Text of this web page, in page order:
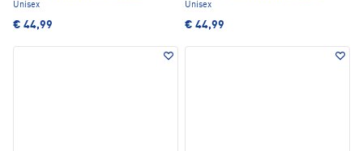
Unisex
€ 44,99
Unisex
€ 44,99